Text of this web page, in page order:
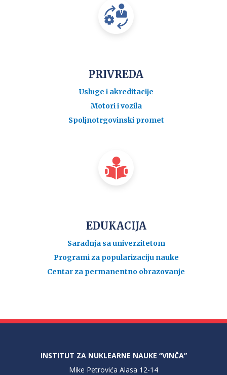
PRIVREDA
Usluge i akreditacije
Motori i vozila
Spoljnotrgovinski promet
EDUKACIJA
Saradnja sa univerzitetom
Programi za popularizaciju nauke
Centar za permanentno obrazovanje
INSTITUT ZA NUKLEARNE NAUKE “VINČA”
Mike Petrovića Alasa 12-14